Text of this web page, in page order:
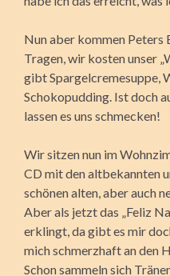
Nun aber kommen Peters
Tragen, wir kosten unser
gibt Spargelcremesuppe,
Schokopudding. Ist doch
lassen es uns schmecken!
Wir sitzen nun im
CD mit den altbekannten
schönen alten, aber auch
Aber als jetzt das „Feliz
erklingt, da gibt es mir
mich schmerzhaft an den
Schon sammeln sich